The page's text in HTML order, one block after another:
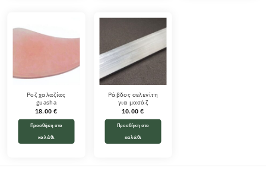
Ροζ χαλαζίας
guasha
18.00€
Προσθήκη στο
καλάθι
Ράβδος σελενίτη
για μασάζ
10.00€
Προσθήκη στο
καλάθι